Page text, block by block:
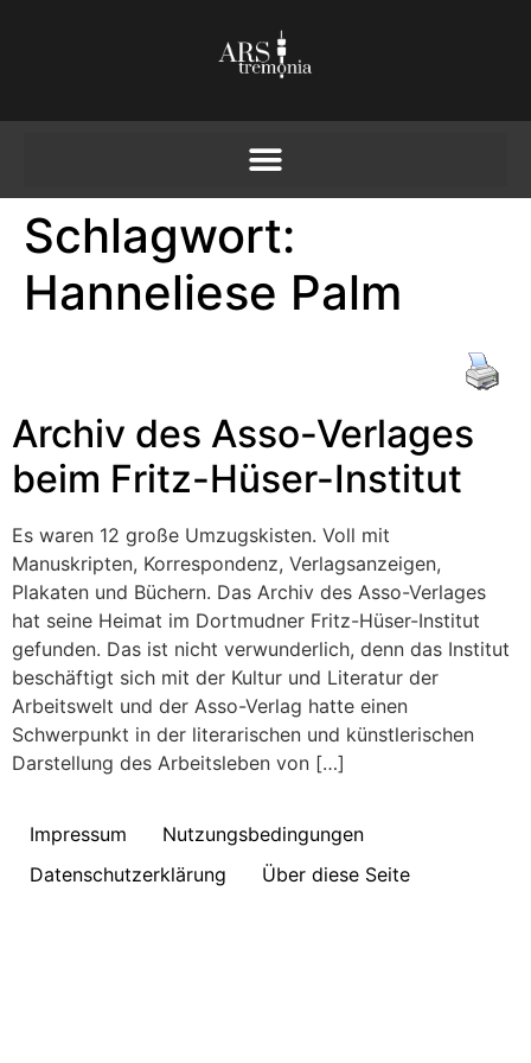
Schlagwort:
Hanneliese Palm
Archiv des Asso-Verlages
beim Fritz-Hüser-Institut
Es waren 12 große Umzugskisten. Voll mit
Manuskripten, Korrespondenz, Verlagsanzeigen,
Plakaten und Büchern. Das Archiv des Asso-Verlages
hat seine Heimat im Dortmudner Fritz-Hüser-Institut
gefunden. Das ist nicht verwunderlich, denn das Institut
beschäftigt sich mit der Kultur und Literatur der
Arbeitswelt und der Asso-Verlag hatte einen
Schwerpunkt in der literarischen und künstlerischen
Darstellung des Arbeitsleben von […]
Impressum
Nutzungsbedingungen
Datenschutzerklärung
Über diese Seite